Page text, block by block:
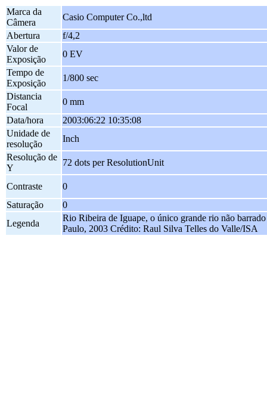
Marca da
Câmera
Casio Computer Co.,ltd
Abertura
f/4,2
Valor de
Exposição
0 EV
Tempo de
Exposição
1/800 sec
Distancia
Focal
0 mm
Data/hora
2003:06:22 10:35:08
Unidade de
resolução
Inch
Resolução de
Y
72 dots per ResolutionUnit
Contraste
0
Saturação
0
Legenda
Rio Ribeira de Iguape, o único grande rio não
Paulo, 2003 Crédito: Raul Silva Telles do Valle/ISA